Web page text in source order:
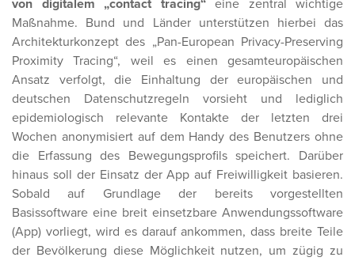
von digitalem „contact tracing“eine zentral wichtige
Maßnahme. Bund und Länder unterstützen hierbei das
Architekturkonzept des „Pan-European Privacy-Preserving
Proximity Tracing“, weil es einen gesamteuropäischen
Ansatz verfolgt, die Einhaltung der europäischen und
deutschen Datenschutzregeln vorsieht und lediglich
epidemiologisch relevante Kontakte der letzten drei
Wochen anonymisiert auf dem Handy des Benutzers ohne
die Erfassung des Bewegungsprofils speichert. Darüber
hinaus soll der Einsatz der App auf Freiwilligkeit basieren.
Sobald auf Grundlage der bereits vorgestellten
Basissoftware eine breit einsetzbare Anwendungssoftware
(App) vorliegt, wird es darauf ankommen, dass breite Teile
der Bevölkerung diese Möglichkeit nutzen, um zügig zu